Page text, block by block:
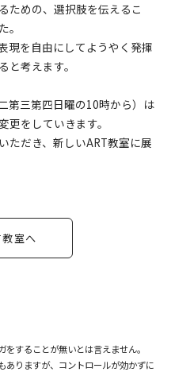
ための、選択肢を伝えるこ
。
現を自由にしてようやく発揮
考えます。
第三第四日曜の10時から）は
更をしていきます。
ただき、新しいART教室に展
室へ
することが無いとは言えません。
ありますが、コントロールが効かずに